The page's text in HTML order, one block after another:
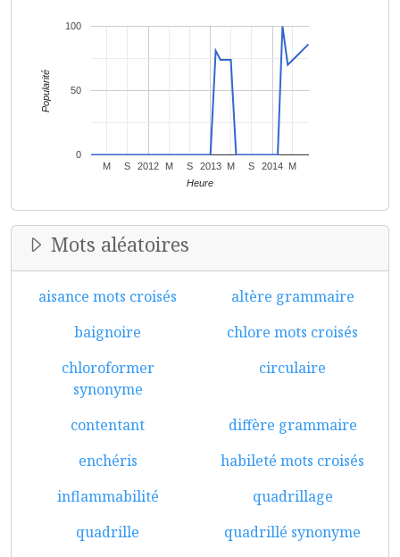
2012 2013 2014
M S M S M S M
0
50
100
Heure
Popularité
Mots aléatoires
aisance mots croisés
altère grammaire
baignoire
chlore mots croisés
chloroformer
synonyme
circulaire
contentant
diffère grammaire
enchéris
habileté mots croisés
inflammabilité
quadrillage
quadrille
quadrillé synonyme